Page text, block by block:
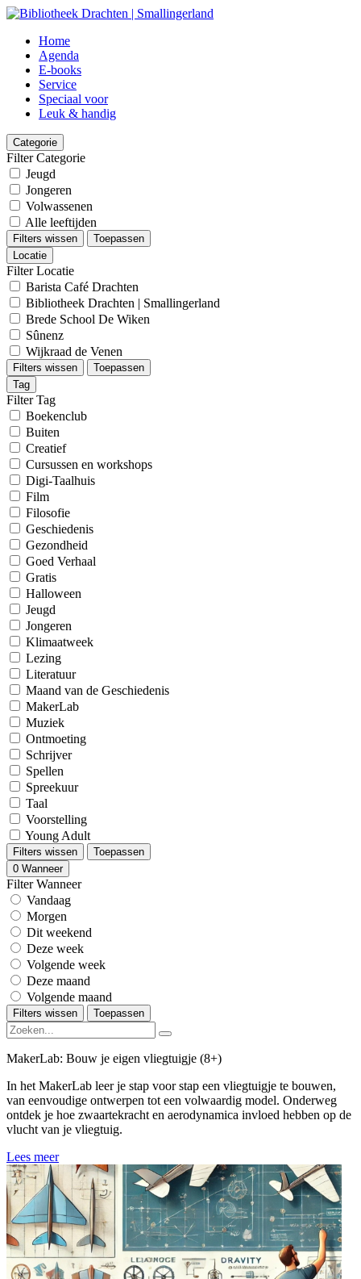
Home
Agenda
E-books
Service
Speciaal voor
Leuk & handig
Categorie
Filter Categorie
Jeugd
Jongeren
Volwassenen
Alle leeftijden
Filters wissen
Toepassen
Locatie
Filter Locatie
Barista Café Drachten
Bibliotheek Drachten | Smallingerland
Brede School De Wiken
Sûnenz
Wijkraad de Venen
Filters wissen
Toepassen
Tag
Filter Tag
Boekenclub
Buiten
Creatief
Cursussen en workshops
Digi-Taalhuis
Film
Filosofie
Geschiedenis
Gezondheid
Goed Verhaal
Gratis
Halloween
Jeugd
Jongeren
Klimaatweek
Lezing
Literatuur
Maand van de Geschiedenis
MakerLab
Muziek
Ontmoeting
Schrijver
Spellen
Spreekuur
Taal
Voorstelling
Young Adult
Filters wissen
Toepassen
0 Wanneer
Filter Wanneer
Vandaag
Morgen
Dit weekend
Deze week
Volgende week
Deze maand
Volgende maand
Filters wissen Toepassen
MakerLab: Bouw je eigen vliegtuigje (8+)
In het MakerLab leer je stap voor stap een vliegtuigje te bouwen,
van eenvoudige ontwerpen tot een volwaardig model. Onderweg
ontdek je hoe zwaartekracht en aerodynamica invloed hebben op de
vlucht van je vliegtuig.
Lees meer